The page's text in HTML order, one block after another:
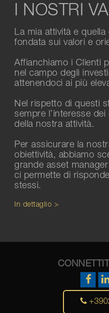
I NOSTRI
La mia attività e
fondata sui valori e
Affianchiamo i Clienti
nel campo degli
attenendoci ai più
Nel rispetto di questi
sempre l’interesse
della nostra attività.
Per assicurare la
obiettività, abbiamo
grande asset
ci permette di
stessi.
In dettaglio >